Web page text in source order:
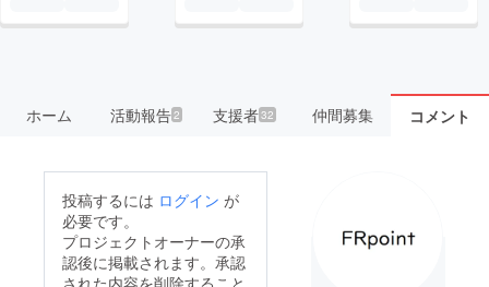
ホーム 活動報告2 支援者32 仲間募集 コメント
投稿するには ログイン が
必要です。
プロジェクトオーナーの承
認後に掲載されます。承認
された内容を削除すること